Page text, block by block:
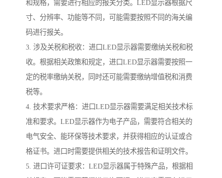
和规格，需要进行相应的报关分类。LED显示器根据尺
寸、分辨率、功能等不同，可能需要按照不同的海关编
码进行报关。
3. 涉及关税和税收：进口LED显示器需要缴纳关税和税
收。根据相关政策和规定，进口LED显示器需要按照一
定的税率缴纳关税，同时还可能需要缴纳增值税和消费
税等。
4. 技术要求严格：进口LED显示器需要满足相关技术标
准和要求。LED显示器作为电子产品，需要符合相关的
电气安全、能环保等技术要求，并获得相应的认证或合
格证书。进口时需要提供相关的技术报告和证明文件。
5. 进口许可证要求：LED显示器属于特殊产品，根据相